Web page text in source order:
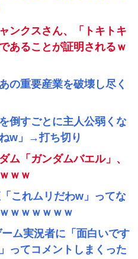
ンクスさん、「トキトキ
あることが証明されるｗ
の重要産業を破壊し尽く
倒すごとに主人公弱くな
w」→打ち切り
ム「ガンダムバエル」、
ｗｗ
これムリだわw」ってな
ｗｗｗｗｗｗ
ーム実況者に「面白いです
ってコメントしまくった